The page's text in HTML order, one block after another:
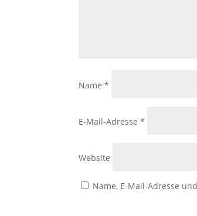
Name*
E-Mail-Adresse*
Website
Name, E-Mail-Adresse